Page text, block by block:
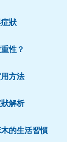
狀
性？
方法
解析
的生活習慣